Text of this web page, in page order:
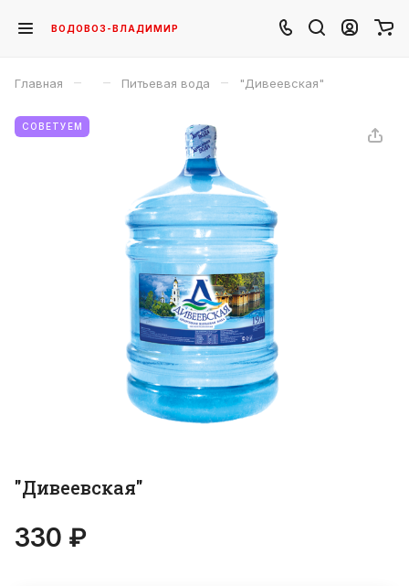
ВОДОВОЗ-ВЛАДИМИР
Главная – – Питьевая вода – "Дивеевская"
СОВЕТУЕМ
"Дивеевская"
330 ₽